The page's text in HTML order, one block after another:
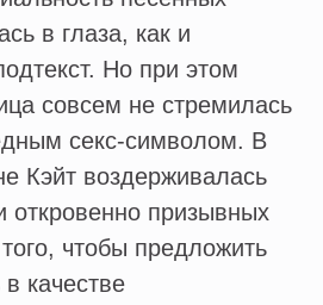
в глаза, как и
Но при этом
совсем не стремилась
секс-символом. В
Кэйт воздерживалась
откровенно призывных
чтобы предложить
качестве